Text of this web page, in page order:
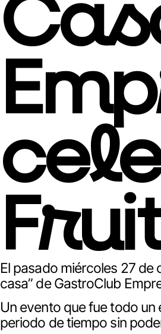
Fruit
El pasado miércoles 27
casa” de GastroClub
Un evento que fue todo
periodo de tiempo sin